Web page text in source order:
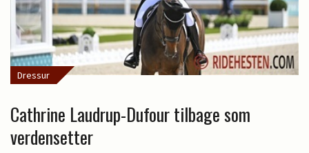
Dressur
Cathrine Laudrup-Dufour tilbage som
verdensetter